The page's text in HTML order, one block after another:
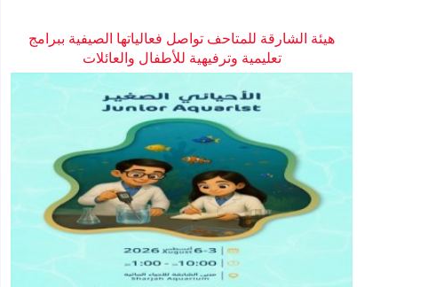
هيئة الشارقة للمتاحف تواصل فعالياتها الصيفية ببرامج
تعليمية وترفيهية للأطفال والعائلات